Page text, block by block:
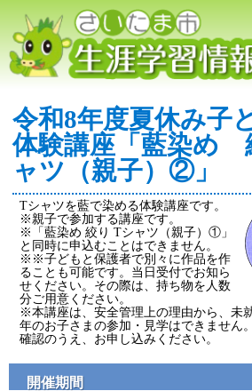
令和8年度夏休み子
体験講座「藍染め
ャツ（親子）②」
Tシャツを藍で染める体験講座です。
※親子で参加する講座です。
※「藍染め 絞り Tシャツ（親子）①」
と同時に申込むことはできません。
※※子どもと保護者で別々に作品を作
ることも可能です。当日受付でお知ら
せください。その際は、持ち物を人数
分ご用意ください。
※本講座は、安全管理上の理由から、未
年のお子さまの参加・見学はできません
確認のうえ、お申し込みください。
開催期間